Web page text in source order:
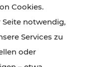
– viele
und Fahrplan-
erreichbar.
Cookies.
notwendig,
Services zu
oder